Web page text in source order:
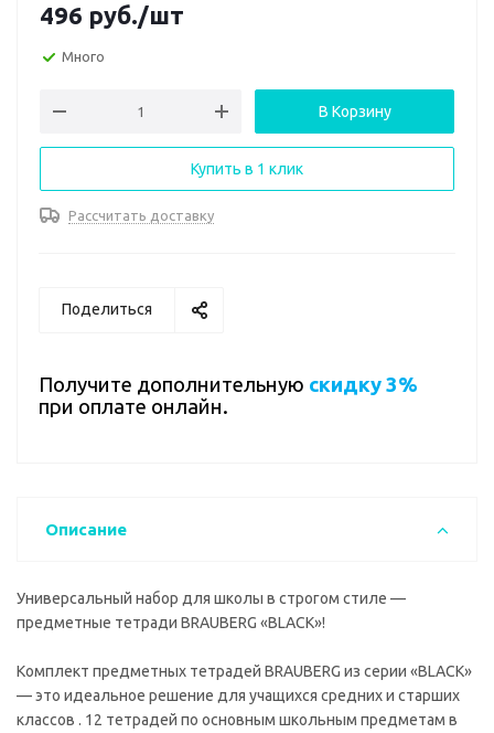
496 руб./шт
Много
В Корзину
Купить в 1 клик
Рассчитать доставку
Поделиться
Получите дополнительную скидку 3%
при оплате онлайн.
Описание
Универсальный набор для школы в строгом стиле —
предметные тетради BRAUBERG «BLACK»!
Комплект предметных тетрадей BRAUBERG из серии «BLACK»
— это идеальное решение для учащихся средних и старших
классов . 12 тетрадей по основным школьным предметам в